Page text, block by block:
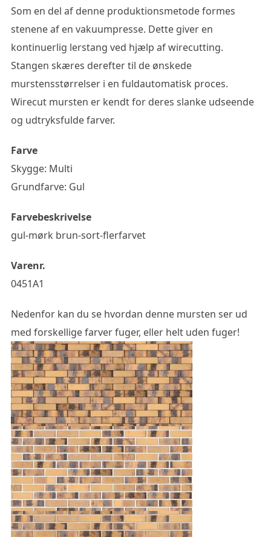
Som en del af denne produktionsmetode formes
stenene af en vakuumpresse. Dette giver en
kontinuerlig lerstang ved hjælp af wirecutting.
Stangen skæres derefter til de ønskede
murstensstørrelser i en fuldautomatisk proces.
Wirecut mursten er kendt for deres slanke udseende
og udtryksfulde farver.
Farve
Skygge: Multi
Grundfarve: Gul
Farvebeskrivelse
gul-mørk brun-sort-flerfarvet
Varenr.
0451A1
Nedenfor kan du se hvordan denne mursten ser ud
med forskellige farver fuger, eller helt uden fuger!